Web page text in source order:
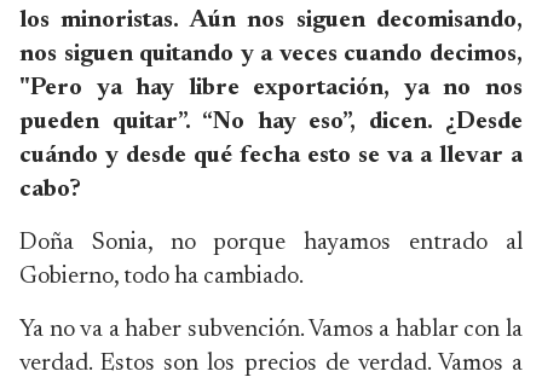
los minoristas. Aún nos siguen decomisando,
nos siguen quitando y a veces cuando decimos,
"Pero ya hay libre exportación, ya no nos
pueden quitar”. “No hay eso”, dicen. ¿Desde
cuándo y desde qué fecha esto se va a llevar a
cabo?
Doña Sonia, no porque hayamos entrado al
Gobierno, todo ha cambiado.
Ya no va a haber subvención. Vamos a hablar con la
verdad. Estos son los precios de verdad. Vamos a